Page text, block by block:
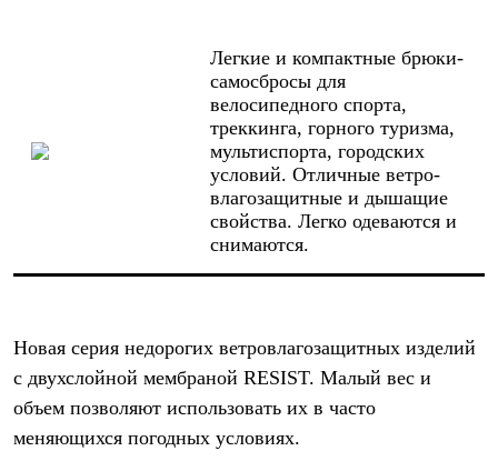
Легкие и компактные брюки-
самосбросы для
велосипедного спорта,
треккинга, горного туризма,
мультиспорта, городских
условий. Отличные ветро-
влагозащитные и дышащие
свойства. Легко одеваются и
снимаются.
Новая серия недорогих ветровлагозащитных изделий
с двухслойной мембраной RESIST. Малый вес и
объем позволяют использовать их в часто
меняющихся погодных условиях.